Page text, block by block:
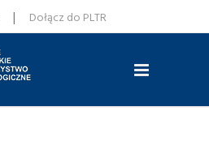
| Dołącz do PLTR